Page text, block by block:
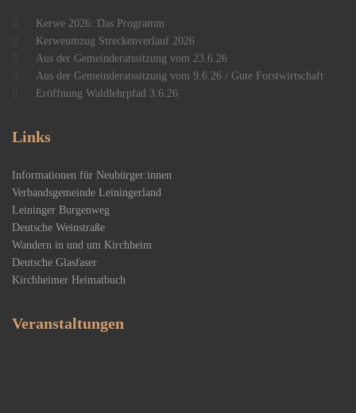
Kerwe 2026: Das Programm
Kerweumzug Streckenverlauf 2026
Aus der Gemeinderatssitzung vom 23.6.26
Aus der Gemeinderatssitzung vom 9.6.26 / Gute Forstwirtschaft
Eröffnung Waldlehrpfad 3.6.26
Links
Informationen für Neubürger:innen
Verbandsgemeinde Leiningerland
Leininger Burgenweg
Deutsche Weinstraße
Wandern in und um Kirchheim
Deutsche Glasfaser
Kirchheimer Heimatbuch
Veranstaltungen